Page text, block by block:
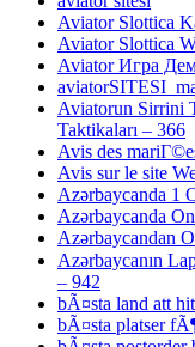
Aviator Slottica
Aviator Slottica
Aviator Игра
Aviatorun Sirrini
Taktikaları – 366
Avis des
Avis sur le site
Azərbaycanda 1
Azərbaycanda
Azərbaycandan
Azərbaycanın
– 942
bÃ¤sta land att
bÃ¤sta platser